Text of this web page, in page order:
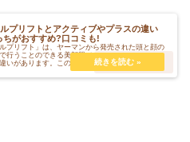
プリフトとアクティブやプラスの違い
ちがおすすめ?口コミも!
ルプリフト」は、ヤーマンから発売された頭と顔の
行うことのできる美顔器ですが、「アクティブ」
いがあります。この記事ではどのように違うのか
口コミも紹介します。